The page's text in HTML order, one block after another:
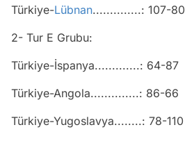
Türkiye-Lübnan..............: 107-80
2- Tur E Grubu:
Türkiye-İspanya.............: 64-87
Türkiye-Angola..............: 86-66
Türkiye-Yugoslavya........: 78-110